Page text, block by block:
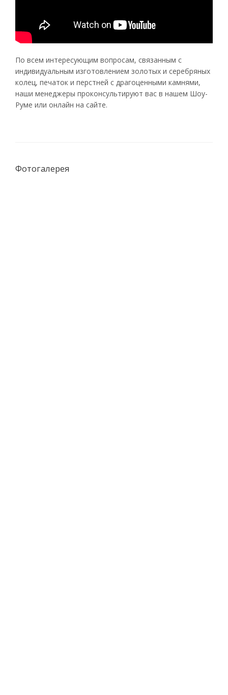
По всем интересующим вопросам, связанным с
индивидуальным изготовлением золотых и серебряных
колец, печаток и перстней с драгоценными камнями,
наши менеджеры проконсультируют вас в нашем Шоу-
Руме или онлайн на сайте.
Фотогалерея